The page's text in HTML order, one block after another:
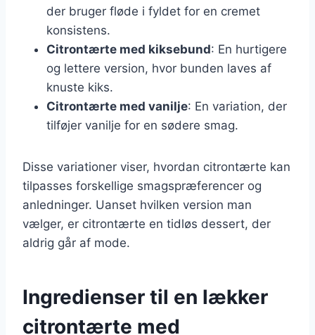
der bruger fløde i fyldet for en cremet
konsistens.
Citrontærte med kiksebund: En hurtigere
og lettere version, hvor bunden laves af
knuste kiks.
Citrontærte med vanilje: En variation, der
tilføjer vanilje for en sødere smag.
Disse variationer viser, hvordan citrontærte kan
tilpasses forskellige smagspræferencer og
anledninger. Uanset hvilken version man
vælger, er citrontærte en tidløs dessert, der
aldrig går af mode.
Ingredienser til en lækker
citrontærte med